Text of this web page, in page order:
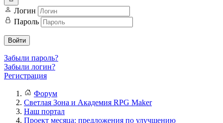
Логин
Пароль
Войти
Забыли пароль?
Забыли логин?
Регистрация
Форум
Светлая Зона и Академия RPG Maker
Наш портал
Проект месяца: предложения по улучшению